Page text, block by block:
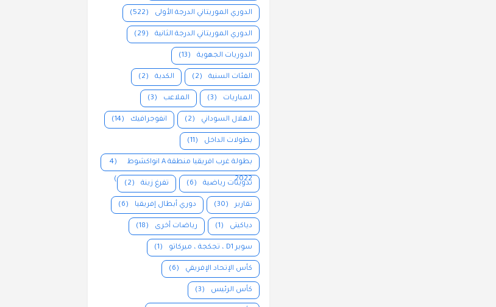
الدوري الموريتاني الدرجة الأولى (522)
الدوري الموريتاني الدرجة الثانية (29)
الدوريات الجهوية (13)
الفئات السنية (2) الكدية (2)
المباريات (3) الملاعب (3)
الهلال السوداني (2) انفوجرافيك (14)
بطولات الداخل (11)
بطولة غرب افريقيا منطقة A انواكشوط
2022
(4
)
تدوينات رياضية (6) تفرغ زينة (2)
تقارير (30) دوري أبطال إفريقيا (6)
دياكيتى (1) رياضات أخرى (18)
سوبر D1 ، تجكجة ، ميركاتو (1)
كأس الإتحاد الإفريقي (6)
كأس الرئيس (3)